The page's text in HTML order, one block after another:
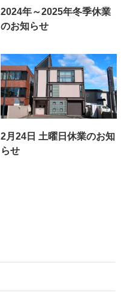
2024年～2025年冬季休業
のお知らせ
2月24日 土曜日休業のお知
らせ